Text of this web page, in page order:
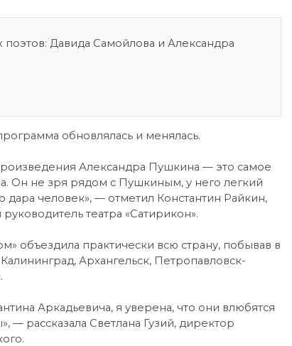
Давида Самойлова и Александра
обновлялась и менялась.
Александра Пушкина — это самое
Он не зря рядом с Пушкиным, у него легкий
человек», — отметил Константин Райкин,
театра «Сатирикон».
объездила практически всю страну, побывав в
Архангельск, Петропавловск-
Аркадьевича, я уверена, что они влюбятся
рассказала Светлана Гузий, директор